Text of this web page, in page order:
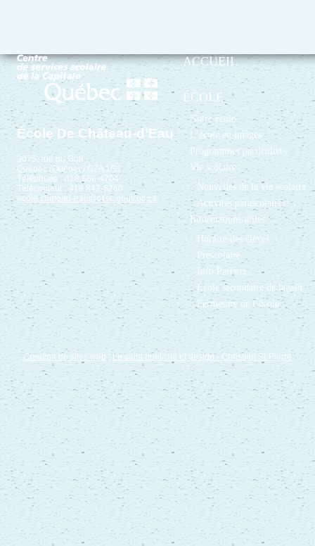
École De Château-d’Eau
3075, rue du Golf
Québec (Québec) G2A 1G1
Téléphone : 418 686-4704
Télécopieur : 418 847-8260
ecole.chateau-eau@cssc.gouv.qc.ca
ACCUEIL
ÉCOLE
Notre école
L’école en images
Programmes particuliers
Vie scolaire
Nouvelles de la vie scolaire
Activités parascolaires
Informations utiles
Horaire des élèves
Préscolaire
Info Parents
École secondaire de bassin
Fermeture de l’école
Création de sites web : Le saint publicité et design- Christian St-Pierre